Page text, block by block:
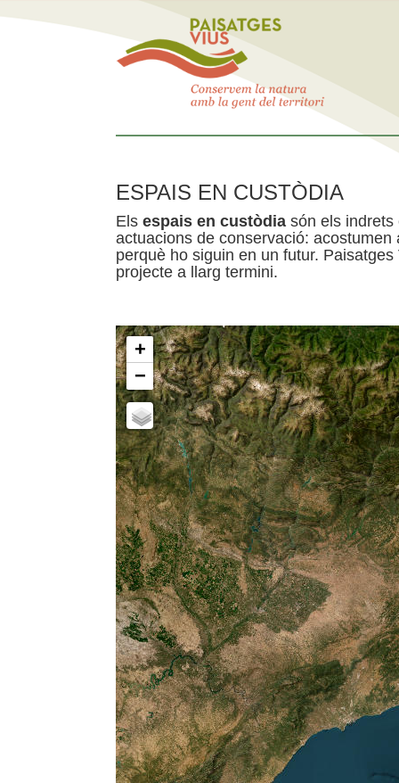
ESPAIS EN CUSTÒDIA
Els espais en custòdia són els indrets
actuacions de conservació:
perquè ho siguin en un futur.
projecte a llarg termini.
+
−